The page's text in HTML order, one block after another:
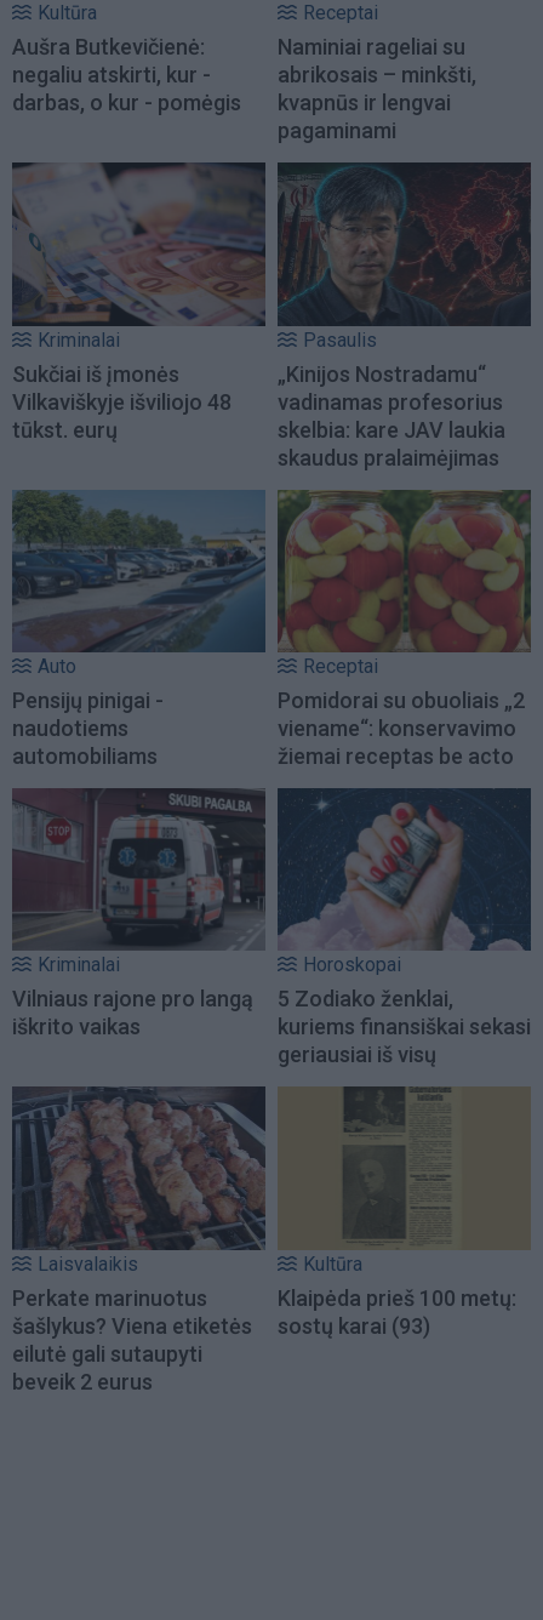
Kultūra
Aušra Butkevičienė:
negaliu atskirti, kur -
darbas, o kur - pomėgis
Receptai
Naminiai rageliai su
abrikosais – minkšti,
kvapnūs ir lengvai
pagaminami
Kriminalai
Sukčiai iš įmonės
Vilkaviškyje išviliojo 48
tūkst. eurų
Pasaulis
„Kinijos Nostradamu“
vadinamas profesorius
skelbia: kare JAV laukia
skaudus pralaimėjimas
Auto
Pensijų pinigai -
naudotiems
automobiliams
Receptai
Pomidorai su obuoliais „2
viename“: konservavimo
žiemai receptas be acto
Kriminalai
Vilniaus rajone pro langą
iškrito vaikas
Horoskopai
5 Zodiako ženklai,
kuriems finansiškai sekasi
geriausiai iš visų
Laisvalaikis
Perkate marinuotus
šašlykus? Viena etiketės
eilutė gali sutaupyti
beveik 2 eurus
Kultūra
Klaipėda prieš 100 metų:
sostų karai (93)